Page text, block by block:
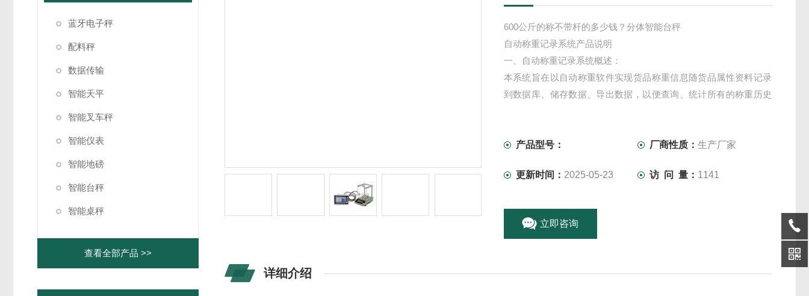
蓝牙电子秤
配料秤
数据传输
智能天平
智能叉车秤
智能仪表
智能地磅
智能台秤
智能桌秤
查看全部产品 >>
600公斤的称不带杆的多少钱？分体智能台秤
自动称重记录系统产品说明
一、自动称重记录系统概述：
本系统旨在以自动称重软件实现货品称重信息随货品属性资料记录
到数据库、储存数据、导出数据，以便查询、统计所有的称重历史
产品型号： 厂商性质：生产厂家
更新时间： 2025-05-23 访 问 量： 1141
立即咨询
详细介绍